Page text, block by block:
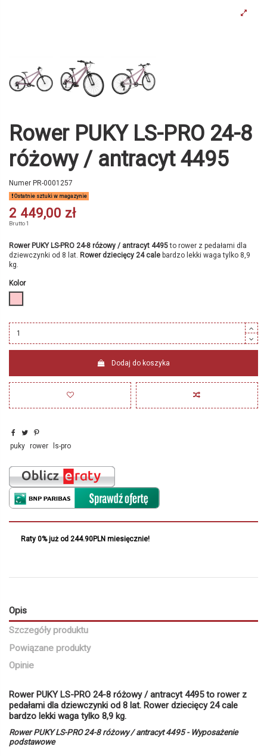
Rower PUKY LS-PRO 24-8
różowy / antracyt 4495
Numer PR-0001257
Ostatnie sztuki w magazynie
2 449,00 zł
Brutto1
Rower PUKY LS-PRO 24-8 różowy / antracyt 4495to rower z pedałami dla
dziewczynki od 8 lat. Rower dziecięcy 24 cale bardzo lekki waga tylko 8,9
kg.
Kolor
Dodaj do koszyka
puky rower ls-pro
Raty 0% już od 244.90PLN miesięcznie!
Opis
Szczegóły produktu
Powiązane produkty
Opinie
Rower PUKY LS-PRO 24-8 różowy / antracyt 4495 to rower z
pedałami dla dziewczynki od 8 lat. Rower dziecięcy 24 cale
bardzo lekki waga tylko 8,9 kg.
Rower PUKY LS-PRO 24-8 różowy / antracyt 4495 - Wyposażenie
podstawowe